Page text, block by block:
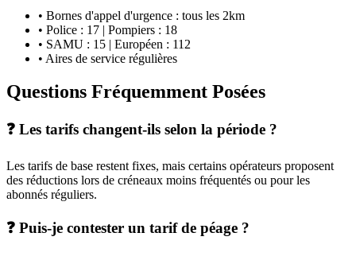
• Bornes d'appel d'urgence : tous les 2km
• Police : 17 | Pompiers : 18
• SAMU : 15 | Européen : 112
• Aires de service régulières
Questions Fréquemment Posées
❓ Les tarifs changent-ils selon la période ?
Les tarifs de base restent fixes, mais certains opérateurs proposent
des réductions lors de créneaux moins fréquentés ou pour les
abonnés réguliers.
❓ Puis-je contester un tarif de péage ?